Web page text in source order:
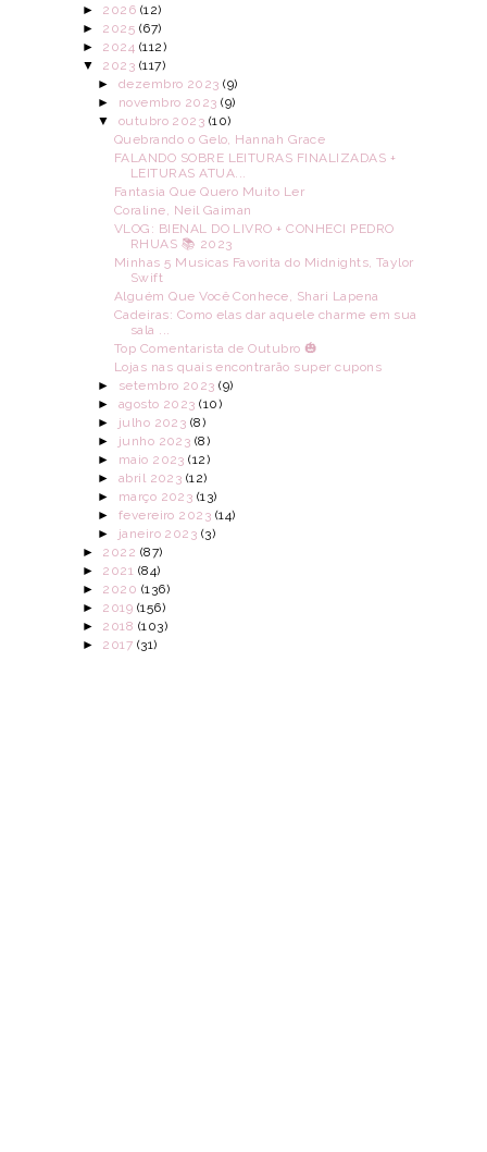
► 2026 (12)
► 2025 (67)
► 2024 (112)
▼ 2023 (117)
► dezembro 2023(9)
► novembro 2023(9)
▼ outubro 2023 (10)
Quebrando o Gelo, Hannah Grace
FALANDO SOBRE LEITURAS FINALIZADAS +
LEITURAS ATUA...
Fantasia Que Quero Muito Ler
Coraline, Neil Gaiman
VLOG: BIENAL DO LIVRO + CONHECI PEDRO
RHUAS 📚 2023
Minhas 5 Musicas Favorita do Midnights, Taylor
Swift
Alguém Que Você Conhece, Shari Lapena
Cadeiras: Como elas dar aquele charme em sua
sala ...
Top Comentarista de Outubro 🎃
Lojas nas quais encontrarão super cupons
► setembro 2023(9)
► agosto 2023(10)
► julho 2023 (8)
► junho 2023 (8)
► maio 2023(12)
► abril 2023 (12)
► março 2023 (13)
► fevereiro 2023 (14)
► janeiro 2023 (3)
► 2022 (87)
► 2021 (84)
► 2020 (136)
► 2019 (156)
► 2018 (103)
► 2017 (31)